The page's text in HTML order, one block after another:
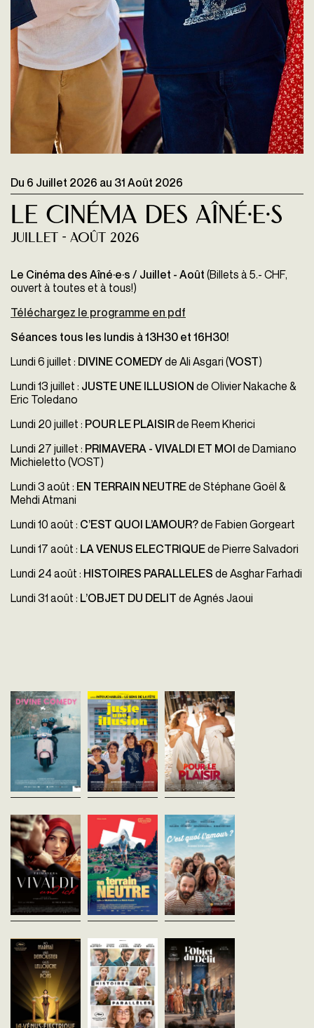
Du 6 Juillet 2026 au 31 Août 2026
Le Cinéma des Aîné·e·s
Juillet - Août 2026
Le Cinéma des Aîné·e·s / Juillet - Août (Billets à 5.- CHF,
ouvert à toutes et à tous!)
Téléchargez le programme en pdf
Séances tous les lundis à 13H30 et 16H30!
Lundi 6 juillet : DIVINE COMEDYde Ali Asgari (VOST)
Lundi 13 juillet : JUSTE UNE ILLUSION de Olivier Nakache &
Eric Toledano
Lundi 20 juillet : POUR LE PLAISIRde Reem Kherici
Lundi 27 juillet : PRIMAVERA - VIVALDI ET MOI de Damiano
Michieletto (VOST)
Lundi 3 août : EN TERRAIN NEUTREde Stéphane Goël &
Mehdi Atmani
Lundi 10 août : C’EST QUOI L’AMOUR?de Fabien Gorgeart
Lundi 17 août : LA VENUS ELECTRIQUEde Pierre Salvadori
Lundi 24 août : HISTOIRES PARALLELES de Asghar Farhadi
Lundi 31 août : L’OBJET DU DELIT de Agnés Jaoui
vost - 98'
À Téhéran, un réalisateur d’art
et essai voit son nouveau film
interdit de projection par le
ministère de la culture. Avec
sa productrice, il décide...
vofr - 119'
1985. Vincent, bientôt 13 ans,
vit en banlieue parisienne
dans une famille de la classe
moyenne, entre un grand frère
distant et des parents en...
vofr - 89'
Et si on vous racontait
l’invention du siècle? Un
couple, une vérité qui
Fanny et Tom sont
heureux depuis 20 ans.
un jour un...
Primavera - Vivaldi
et moi
Italie - 2024
vost - 110'
Au début du XVIIIe siècle, à
Venise, Cecilia, violoniste très
douée, vit dans le plus grand
orphelinat de la ville,
l'Ospedale della Pietà. Les...
En terrain neutre
Stéphane Goël
vofr - 84'
L’un est fils de paysan
vaudois, l’autre d’un pêcheur
d’oursins kabyle naturalisé.
Stéphane et Mehdi sont
Suisses. Donc neutres. C’est
d’ailleurs la...
C'est quoi
Fabien Gorgeart
vofr - 100'
Marguerite n’a aucune
mari, la demande en
leur mariage à l’Église.
est même heureuse
d’apprendre que...
La Vénus
électrique
France - 2026
vofr - 122'
Paris, au début du XXe siècle.
Persuadé que sa femme Irène
est morte par sa faute,
Antoine Balestro, peintre en
vogue, n’arrive plus à se
remettre au...
Histoires
parallèles
France - 2026
vofr - 139'
En quête d’inspiration pour
son nouveau roman, Sylvie
espionne ses voisins d’en
face. Quand elle engage le
jeune Adam pour l’aider dans
son quotidien...
L'Objet du délit
Agnés Jaoui
Dans les coulisses
ambitieuse production
l’opéra "Les Noces de
les tensions montent
lorsqu’une accusation
d’agression sexuelle...